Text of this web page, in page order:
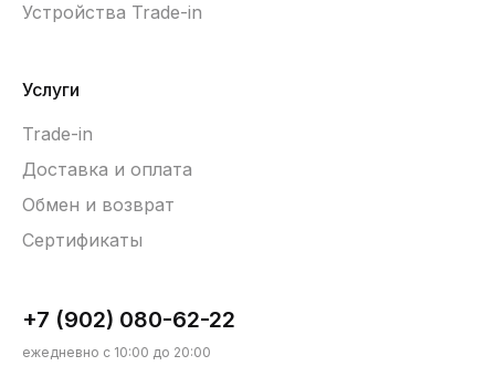
Устройства Trade-in
Услуги
Trade-in
Доставка и оплата
Обмен и возврат
Сертификаты
+7 (902) 080-62-22
ежедневно с 10:00 до 20:00